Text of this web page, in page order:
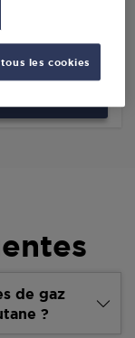
de gaz
?
les cookies